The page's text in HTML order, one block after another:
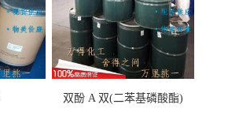
双酚 A 双(二苯基磷酸酯)